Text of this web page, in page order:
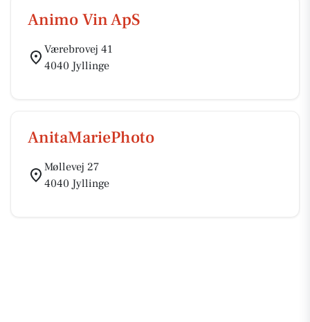
Animo Vin ApS
Værebrovej 41
4040 Jyllinge
AnitaMariePhoto
Møllevej 27
4040 Jyllinge